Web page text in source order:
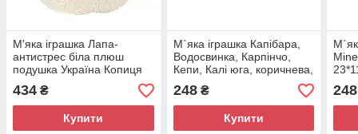
М'яка іграшка Лапа-
антистрес біла плюш
подушка Україна Копиця
33*9*35см (00066-60)
434 ₴
Купити
М`яка іграшка Капібара,
Водосвинка, Карпінчо,
Кепи, Калі юга, коричнева,
плюш, Копиця, Україна, 28
см. (00173-6)
248₴
Купити
9)
248